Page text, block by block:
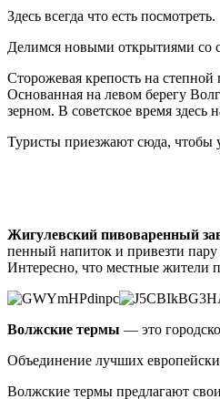
Здесь всегда что есть посмотреть.
Делимся новыми открытиями со
Сторожевая крепость на
Основанная на левом берегу
зерном. В советское время здесь
Туристы приезжают сюда, чтобы
Жигулевский пивоваренный
пенный напиток и привезти пару
Интересно, что местные жители
Волжские термы — это
Объединение лучших
Волжские термы предлагают